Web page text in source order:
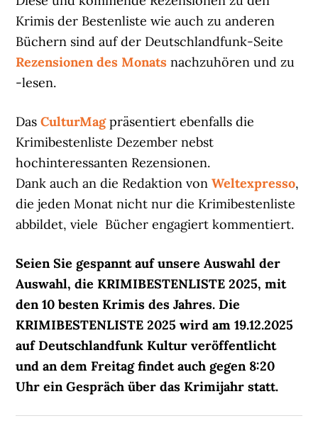
Krimis der Bestenliste wie auch zu anderen
Büchern sind auf der Deutschlandfunk-Seite
Rezensionen des Monats nachzuhören und zu
-lesen.
DasCulturMag präsentiert ebenfalls die
Krimibestenliste Dezember nebst
hochinteressanten Rezensionen.
Dank auch an die Redaktion vonWeltexpresso,
die jeden Monat nicht nur die Krimibestenliste
abbildet, viele Bücher engagiert kommentiert.
Seien Sie gespannt auf unsere Auswahl der
Auswahl, die KRIMIBESTENLISTE 2025, mit
den 10 besten Krimis des Jahres. Die
KRIMIBESTENLISTE 2025 wird am 19.12.2025
auf Deutschlandfunk Kultur veröffentlicht
und an dem Freitag findet auch gegen 8:20
Uhr ein Gespräch über das Krimijahr statt.